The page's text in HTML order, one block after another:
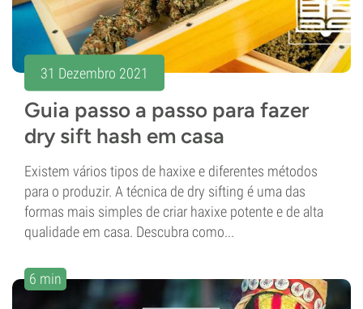
31 Dezembro 2021
Guia passo a passo para fazer
dry sift hash em casa
Existem vários tipos de haxixe e diferentes métodos
para o produzir. A técnica de dry sifting é uma das
formas mais simples de criar haxixe potente e de alta
qualidade em casa. Descubra como...
6 min